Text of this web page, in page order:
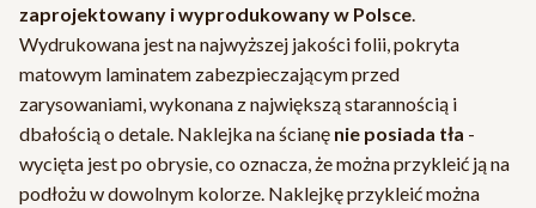
zaprojektowany i wyprodukowany w Polsce.
Wydrukowana jest na najwyższej jakości folii, pokryta
matowym laminatem zabezpieczającym przed
zarysowaniami, wykonana z największą starannością i
dbałością o detale. Naklejka na ścianę nie posiada tła -
wycięta jest po obrysie, co oznacza, że można przykleić ją na
podłożu w dowolnym kolorze. Naklejkę przykleić można